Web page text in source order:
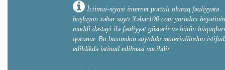
diasporunun yayılma
Son zamanların statistik
Rusiyada milyonlarla,
minlərlə, Norveçdə,
Polşada, İspaniyada,
göstərilir. Digər Qərb
Ozbəkistan - 350000
İctimai-siyasi internet portalı olaraq fəaliyyətə
başlayan xəbər saytı Xəbər100.com yaradıcı heyətinin
maddi dəstəyi ilə fəaliyyət göstərir və bütün hüquqları
qorunur. Bu baxımdan saytdakı materiallardan
edildikdə istinad edilməsi vacibdir.